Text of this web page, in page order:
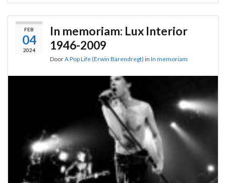
FEB
04
2024
In memoriam: Lux Interior
1946-2009
DoorA Pop Life (Erwin Barendregt) in In memoriam